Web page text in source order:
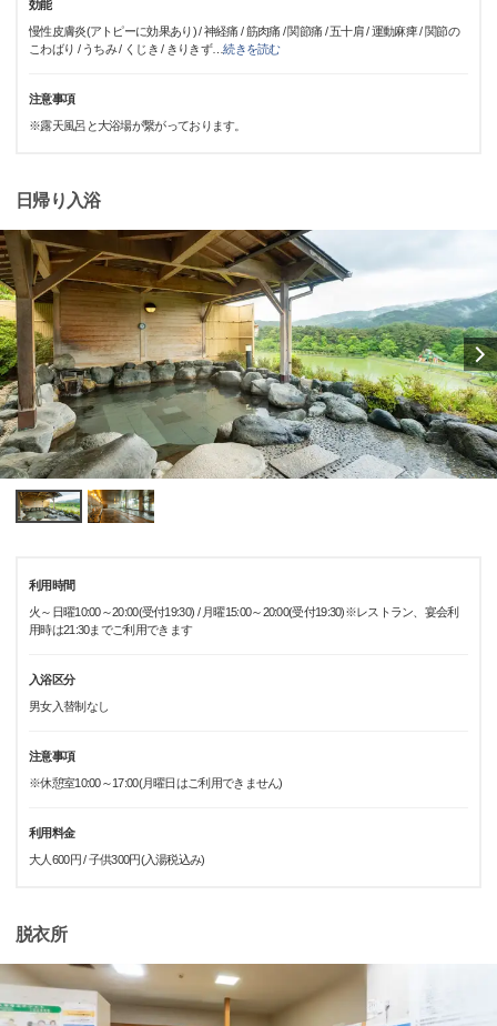
効能
慢性皮膚炎(アトピーに効果あり) / 神経痛 / 筋肉痛 / 関節痛 / 五十肩 / 運動麻痺 / 関節の
こわばり / うちみ / くじき / きりきず…続きを読む
注意事項
※露天風呂と大浴場が繋がっております。
日帰り入浴
利用時間
火～日曜10:00～20:00(受付19:30) / 月曜15:00～20:00(受付19:30)※レストラン、宴会利
用時は21:30までご利用できます
入浴区分
男女入替制なし
注意事項
※休憩室10:00～17:00(月曜日はご利用できません)
利用料金
大人600円 / 子供300円(入湯税込み)
脱衣所